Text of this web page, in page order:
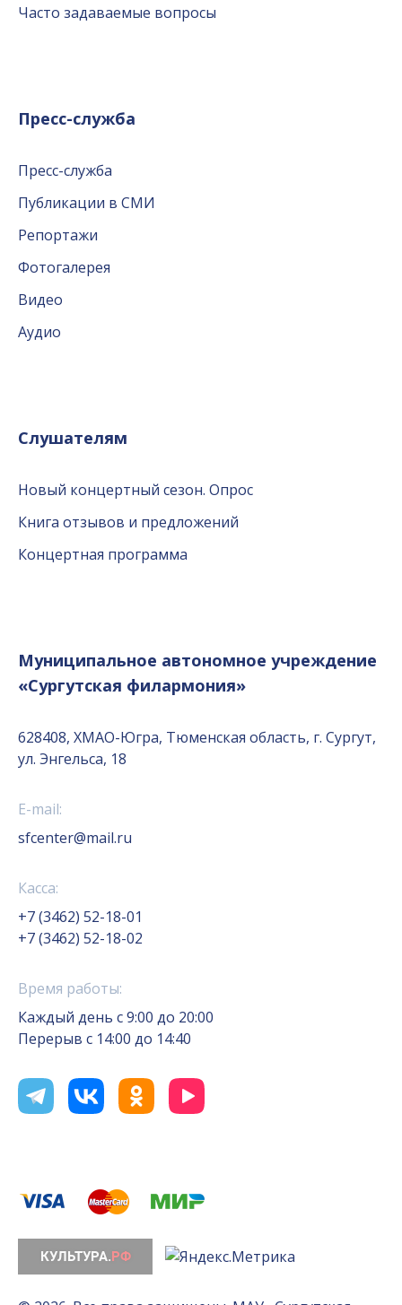
Часто задаваемые вопросы
Пресс-служба
Пресс-служба
Публикации в СМИ
Репортажи
Фотогалерея
Видео
Аудио
Слушателям
Новый концертный сезон. Опрос
Книга отзывов и предложений
Концертная программа
Муниципальное автономное учреждение
«Сургутская филармония»
628408, ХМАО-Югра, Тюменская область, г. Сургут,
ул. Энгельса, 18
E-mail:
sfcenter@mail.ru
Касса:
+7 (3462) 52-18-01
+7 (3462) 52-18-02
Время работы:
Каждый день с 9:00 до 20:00
Перерыв с 14:00 до 14:40